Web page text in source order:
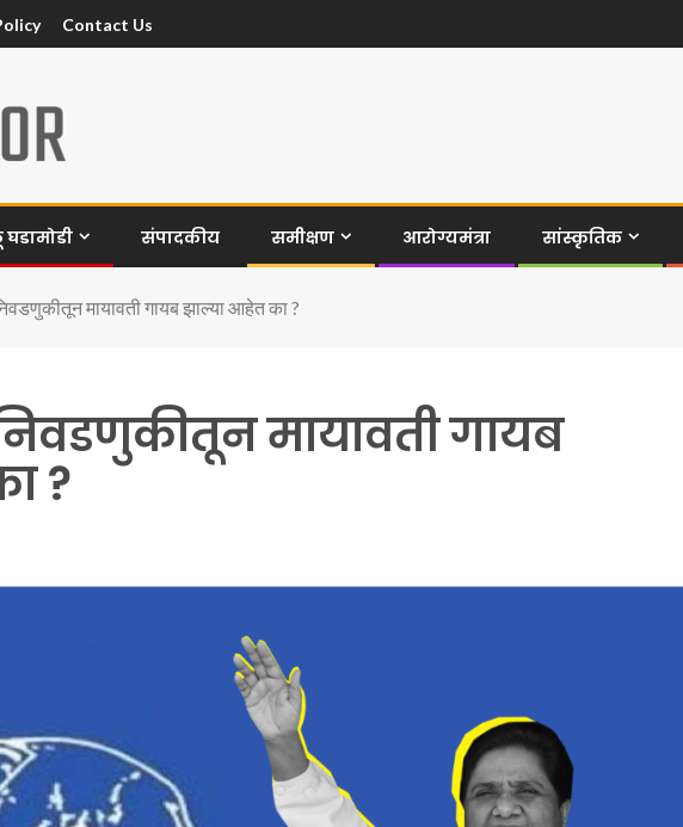
Contact Us
संपादकीय समीक्षण आरोग्यमंत्रा सांस्कृतिक
मायावती गायब झाल्या आहेत का ?
निवडणुकीतून मायावती गायब
?